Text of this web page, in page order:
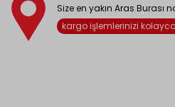
Size en yakın Aras Burası
kargo işlemlerinizi